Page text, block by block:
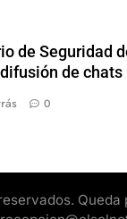
de Seguridad
de
0